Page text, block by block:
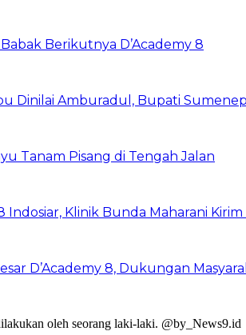
Berikutnya D’Academy 8
Dinilai Amburadul, Bupati
Tanam Pisang di Tengah Jalan
Indosiar, Klinik Bunda Maharani
D’Academy 8, Dukungan